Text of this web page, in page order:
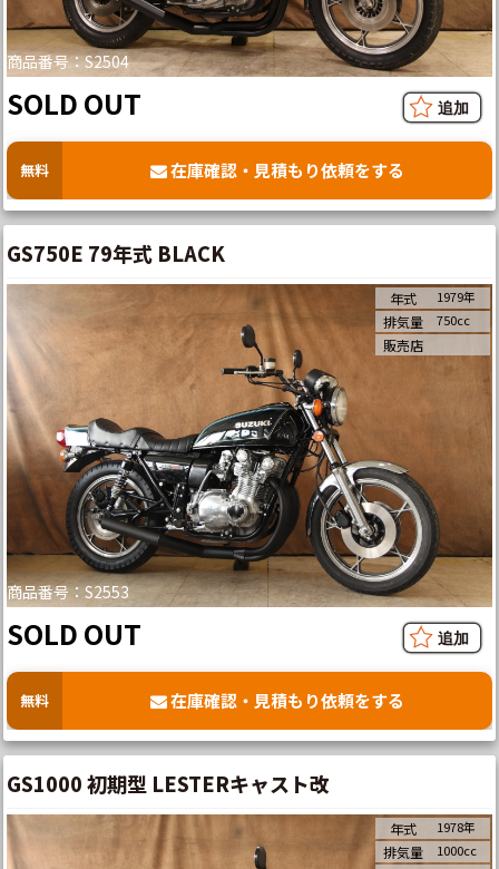
商品番号：S2504
SOLD OUT
無料 在庫確認・見積もり依頼をする
GS750E 79年式 BLACK
商品番号：S2553
年式 1979年
排気量 750cc
販売店
SOLD OUT
無料 在庫確認・見積もり依頼をする
GS1000 初期型 LESTERキャスト改
年式 1978年
排気量 1000cc